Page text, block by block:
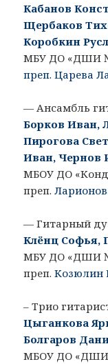
Кабанов
Щербаков
Коробкин
МБУ ДО «ДШИ
преп. Царева
— Ансамбль
Борков Иван,
Пирогова
Иван, Чернов
МБОУ ДО
преп.
— Гитарный
Клёнц Софья,
МБУ ДО «ДШИ
преп.Козюлин
– Трио
Цыганкова
Болгаров
МБОУ ДО «ДШИ